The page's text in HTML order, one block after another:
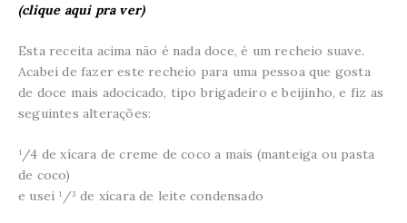
(clique aqui pra ver)
Esta receita acima não é nada doce, é um recheio suave.
Acabei de fazer este recheio para uma pessoa que gosta
de doce mais adocicado, tipo brigadeiro e beijinho, e fiz as
seguintes alterações:
¹/4 de xícara de creme de coco a mais (manteiga ou pasta
de coco)
e usei ¹/³ de xícara de leite condensado